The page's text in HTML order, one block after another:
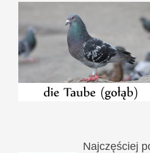
Najczęściej